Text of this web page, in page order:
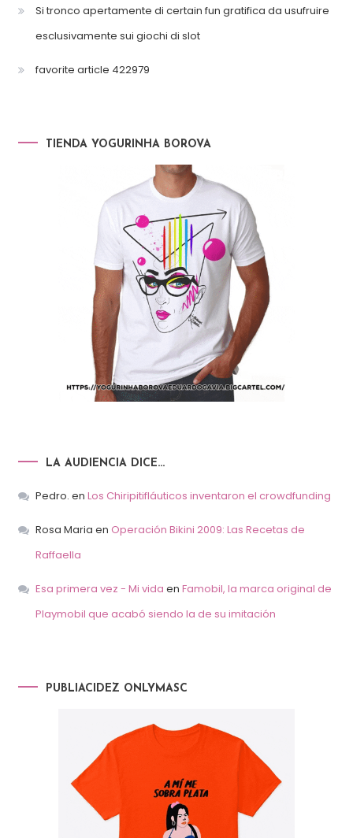
Si tronco apertamente di certain fun gratifica da usufruire
esclusivamente sui giochi di slot
favorite article 422979
TIENDA YOGURINHA BOROVA
LA AUDIENCIA DICE…
Pedro. en Los Chiripitifláuticos inventaron el crowdfunding
Rosa Maria en Operación Bikini 2009: Las Recetas de
Raffaella
Esa primera vez - Mi vida en Famobil, la marca original de
Playmobil que acabó siendo la de su imitación
PUBLIACIDEZ ONLYMASC